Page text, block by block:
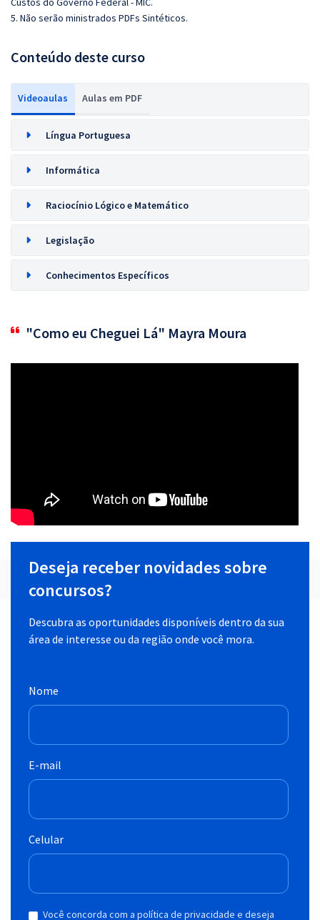
5. Não serão ministrados PDFs Sintéticos.
Conteúdo deste curso
Videoaulas Aulas em PDF
Língua Portuguesa
Informática
Raciocínio Lógico e Matemático
Legislação
Conhecimentos Específicos
"Como eu Cheguei Lá" Mayra Moura
Deseja receber novidades sobre
concursos?
Descubra as oportunidades disponíveis dentro da sua
área de interesse ou da região onde você mora.
Nome
E-mail
Celular
Você concorda com a política de privacidade e deseja